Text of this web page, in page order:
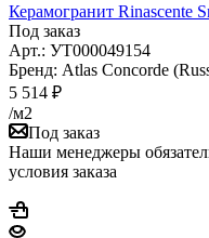
Керамогранит Rinascente
Под заказ
Арт.: УТ000049154
Бренд: Atlas Concorde
5 514 ₽
/м2
Под заказ
Наши менеджеры
условия заказа